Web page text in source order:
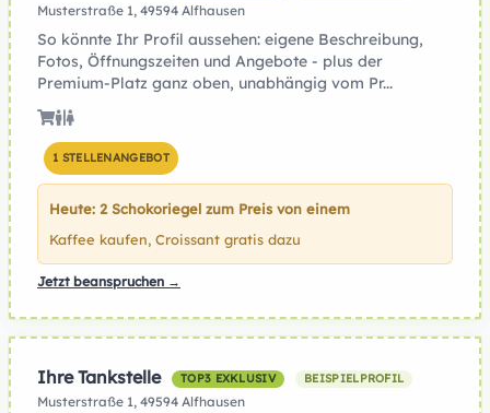
Musterstraße 1, 49594 Alfhausen
So könnte Ihr Profil aussehen: eigene Beschreibung,
Fotos, Öffnungszeiten und Angebote - plus der
Premium-Platz ganz oben, unabhängig vom Pr...
1 STELLENANGEBOT
Heute: 2 Schokoriegel zum Preis von einem
Kaffee kaufen, Croissant gratis dazu
Jetzt beanspruchen →
Ihre Tankstelle TOP3 EXKLUSIV BEISPIELPROFIL
Musterstraße 1, 49594 Alfhausen